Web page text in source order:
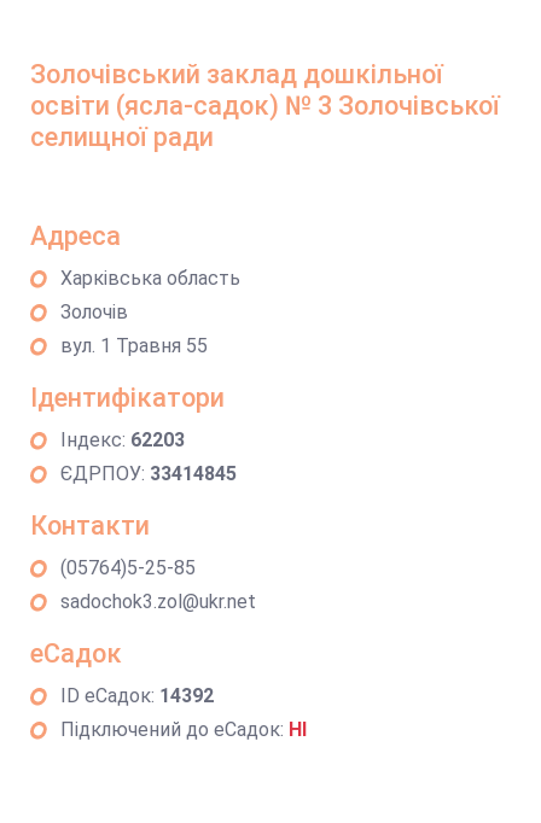
Золочівський заклад дошкільної
освіти (ясла-садок) № 3 Золочівської
селищної ради
Адреса
Харківська область
Золочів
вул. 1 Травня 55
Ідентифікатори
Індекс: 62203
ЄДРПОУ: 33414845
Контакти
(05764)5-25-85
sadochok3.zol@ukr.net
еСадок
ID еСадок: 14392
Підключений до еСадок: НІ